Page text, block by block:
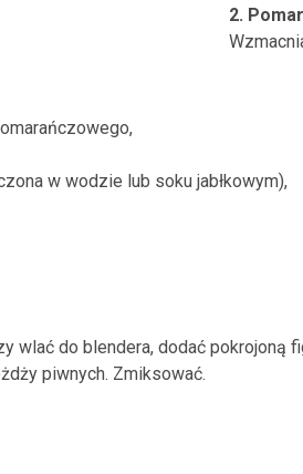
2.
w wodzie lub soku jabłkowym),
wlać do blendera, dodać pokrojoną
piwnych. Zmiksować.